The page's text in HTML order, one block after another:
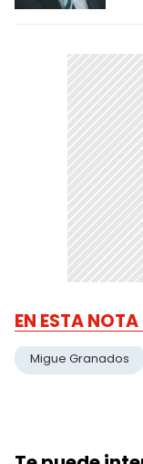
EN ESTA NOTA
Migue Granados